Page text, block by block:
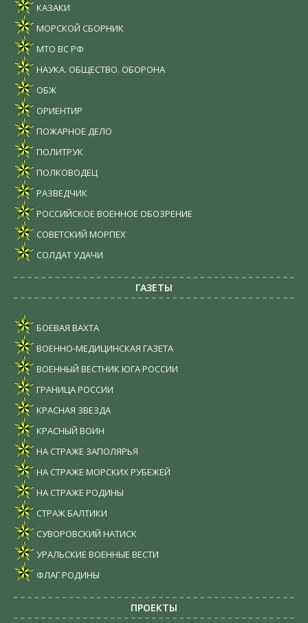
КАЗАКИ
МОРСКОЙ СБОРНИК
МТО ВС РФ
НАУКА. ОБЩЕСТВО. ОБОРОНА
ОБЖ
ОРИЕНТИР
ПОЖАРНОЕ ДЕЛО
ПОЛИТРУК
ПОЛКОВОДЕЦ
РАЗВЕДЧИК
РОССИЙСКОЕ ВОЕННОЕ ОБОЗРЕНИЕ
СОВЕТСКИЙ МОРПЕХ
СОЛДАТ УДАЧИ
ГАЗЕТЫ
БОЕВАЯ ВАХТА
ВОЕННО-МЕДИЦИНСКАЯ ГАЗЕТА
ВОЕННЫЙ ВЕСТНИК ЮГА РОССИИ
ГРАНИЦА РОССИИ
КРАСНАЯ ЗВЕЗДА
КРАСНЫЙ ВОИН
НА СТРАЖЕ ЗАПОЛЯРЬЯ
НА СТРАЖЕ МОРСКИХ РУБЕЖЕЙ
НА СТРАЖЕ РОДИНЫ
СТРАЖ БАЛТИКИ
СУВОРОВСКИЙ НАТИСК
УРАЛЬСКИЕ ВОЕННЫЕ ВЕСТИ
ФЛАГ РОДИНЫ
ПРОЕКТЫ